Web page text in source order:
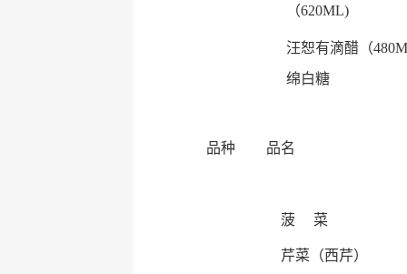
（620ML)
汪恕有滴醋（
绵白糖
品种 品名
菠 菜
芹菜（西芹）